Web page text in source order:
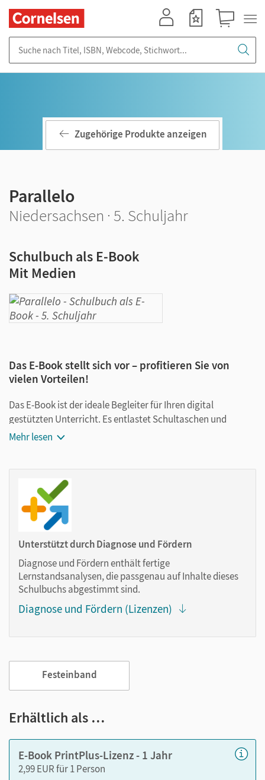
Zugehörige Produkte anzeigen
Parallelo
Niedersachsen · 5. Schuljahr
Schulbuch als E-Book
Mit Medien
Das E-Book stellt sich vor – profitieren Sie von
vielen Vorteilen!
Das E-Book ist der ideale Begleiter für Ihren digital
gestützten Unterricht. Es entlastet Schultaschen und
Rucksäcke und ist jederzeit unkompliziert verfügbar.
Notizen erstellen
Markierungen setzen
Text ergänzen
im Text suchen
zoomen
Die Medien sind wichtige Bestandteile dieses E-Books. Sie
sind seitengenau platziert, damit Sie und Ihre Schüler/-innen
gestalten Sie das Lehren und Lernen zeitsparend und
Das E-Book enthält:
Erklärfilme
Worterklärungen
Tipps zu Aufgaben
Mehr lesen
Unterstützt durch Diagnose und Fördern
Diagnose und Fördern enthält fertige
Lernstandsanalysen, die passgenau auf Inhalte dieses
Schulbuchs abgestimmt sind.
Diagnose und Fördern (Lizenzen)
Festeinband
Erhältlich als …
E-Book PrintPlus-Lizenz - 1 Jahr
2,99 EUR für 1 Person